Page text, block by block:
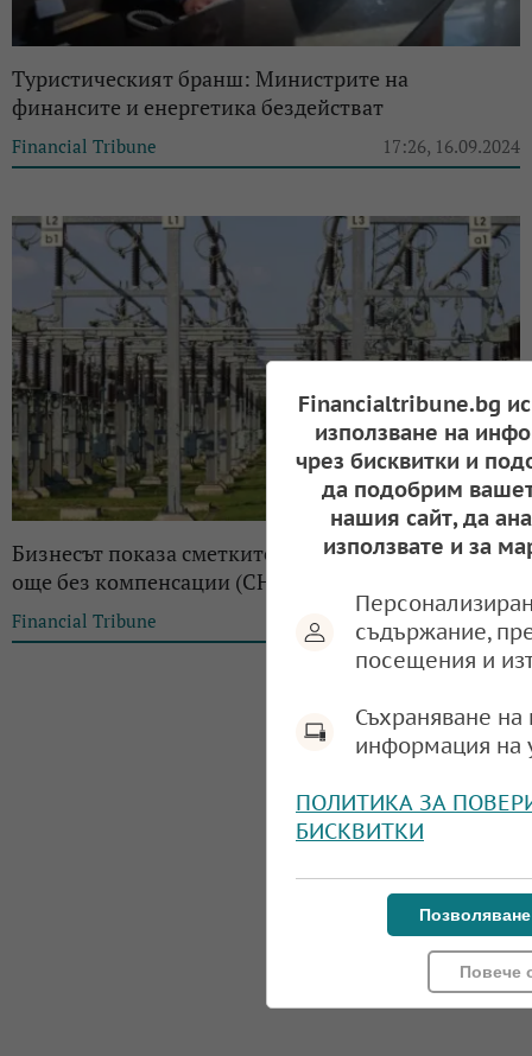
Туристическият бранш: Министрите на
финансите и енергетика бездействат
Financial Tribune 17:26, 16.09.2024
Бизнесът показа сметките си за ток - двойни и все
още без компенсации (СНИМКА)
Financial Tribune 16:00, 08.08.2024
Financialtribune.bg
използване на
чрез бисквитки и
да подобрим
нашия сайт, да
използвате и за
съдържание,
посещения и
Съхраняване
информация на
ПОЛИТИКА ЗА
БИСКВИТКИ
Повече